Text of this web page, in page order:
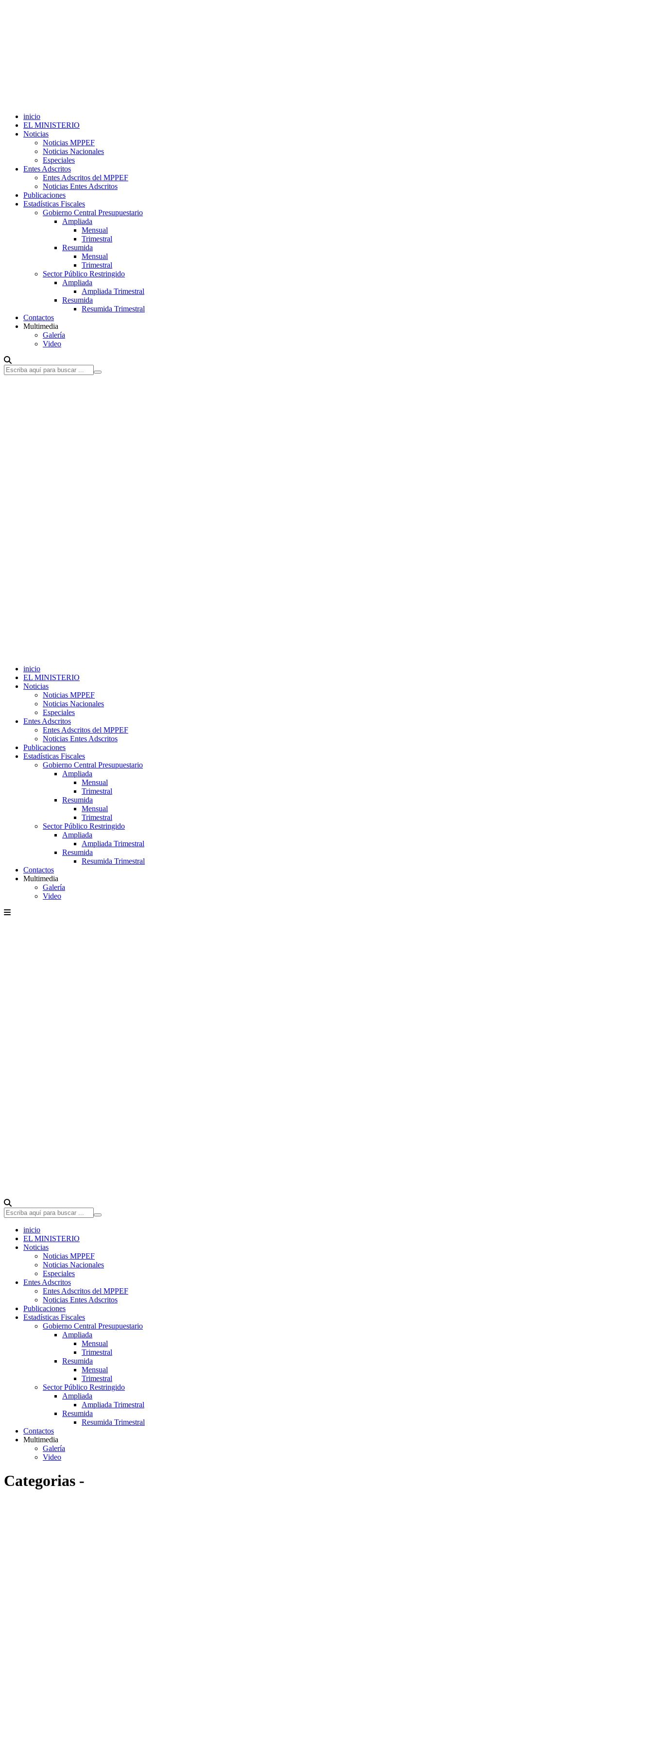
inicio
EL MINISTERIO
Noticias
Noticias MPPEF
Noticias Nacionales
Especiales
Entes Adscritos
Entes Adscritos del MPPEF
Noticias Entes Adscritos
Publicaciones
Estadísticas Fiscales
Gobierno Central Presupuestario
Ampliada
Mensual
Trimestral
Resumida
Mensual
Trimestral
Sector Público Restringido
Ampliada
Ampliada Trimestral
Resumida
Resumida Trimestral
Contactos
Multimedia
Galería
Video
inicio
EL MINISTERIO
Noticias
Noticias MPPEF
Noticias Nacionales
Especiales
Entes Adscritos
Entes Adscritos del MPPEF
Noticias Entes Adscritos
Publicaciones
Estadísticas Fiscales
Gobierno Central Presupuestario
Ampliada
Mensual
Trimestral
Resumida
Mensual
Trimestral
Sector Público Restringido
Ampliada
Ampliada Trimestral
Resumida
Resumida Trimestral
Contactos
Multimedia
Galería
Video
inicio
EL MINISTERIO
Noticias
Noticias MPPEF
Noticias Nacionales
Especiales
Entes Adscritos
Entes Adscritos del MPPEF
Noticias Entes Adscritos
Publicaciones
Estadísticas Fiscales
Gobierno Central Presupuestario
Ampliada
Mensual
Trimestral
Resumida
Mensual
Trimestral
Sector Público Restringido
Ampliada
Ampliada Trimestral
Resumida
Resumida Trimestral
Contactos
Multimedia
Galería
Video
Categorias -